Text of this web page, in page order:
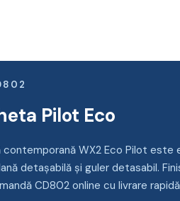
Pilot Eco
WX2 Eco Pilot este
detașabilă și guler detasabil.
CD802 online cu livrare